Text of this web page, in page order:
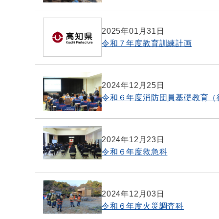
2025年01月31日
令和７年度教育訓練計画
2024年12月25日
令和６年度消防団員基礎教育（
2024年12月23日
令和６年度救急科
2024年12月03日
令和６年度火災調査科